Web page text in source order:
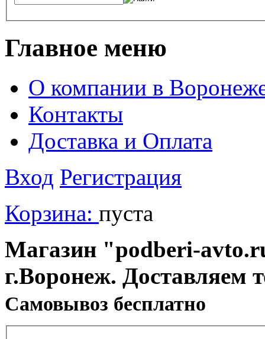
Главное меню
О компании в
Контакты
Доставка и Оплата
Вход Регистрация
Корзина: пуста
Магазин "podberi-
г.Воронеж. Доставляем
Cамовывоз бесплатно